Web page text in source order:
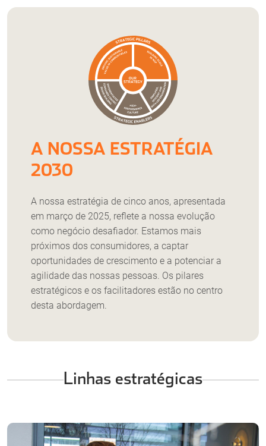
A NOSSA ESTRATÉGIA
2030
A nossa estratégia de cinco anos, apresentada
em março de 2025, reflete a nossa evolução
como negócio desafiador. Estamos mais
próximos dos consumidores, a captar
oportunidades de crescimento e a potenciar a
agilidade das nossas pessoas. Os pilares
estratégicos e os facilitadores estão no centro
desta abordagem.
Linhas estratégicas